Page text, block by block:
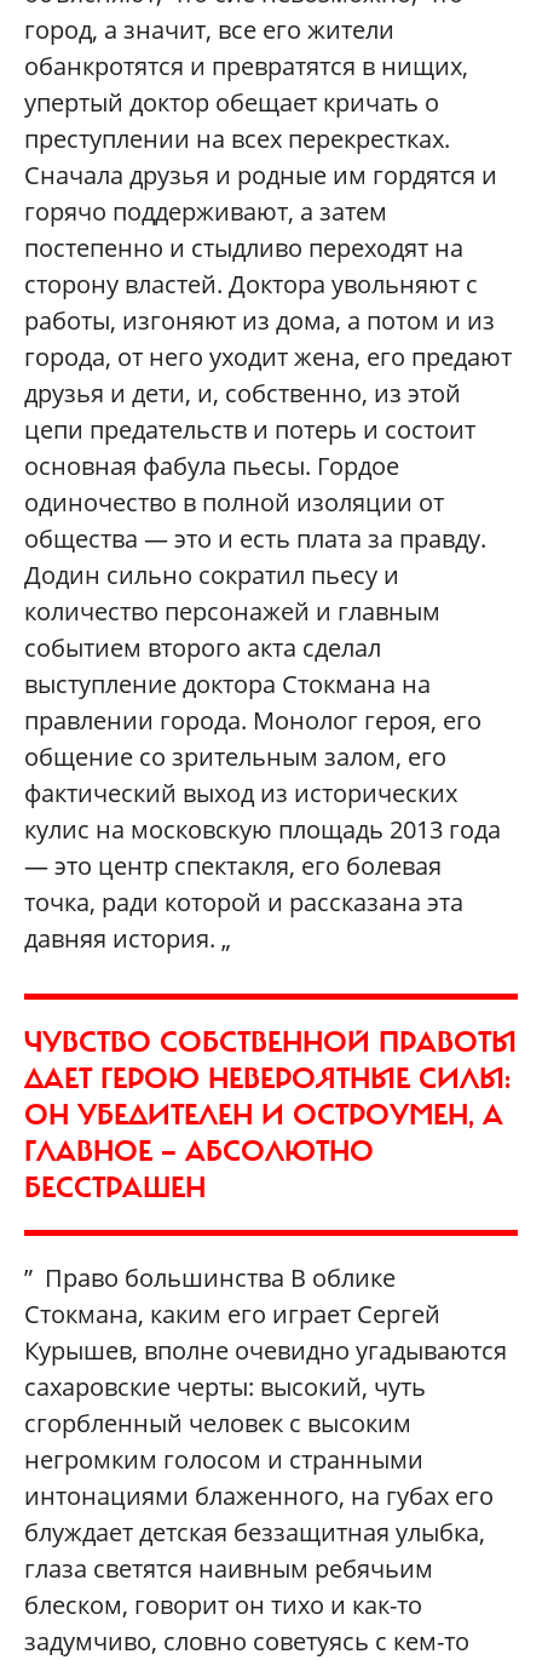
город, а значит, все его жители
обанкротятся и превратятся в нищих,
упертый доктор обещает кричать о
преступлении на всех перекрестках.
Сначала друзья и родные им гордятся и
горячо поддерживают, а затем
постепенно и стыдливо переходят на
сторону властей. Доктора увольняют с
работы, изгоняют из дома, а потом и из
города, от него уходит жена, его предают
друзья и дети, и, собственно, из этой
цепи предательств и потерь и состоит
основная фабула пьесы. Гордое
одиночество в полной изоляции от
общества — это и есть плата за правду.
Додин сильно сократил пьесу и
количество персонажей и главным
событием второго акта сделал
выступление доктора Стокмана на
правлении города. Монолог героя, его
общение со зрительным залом, его
фактический выход из исторических
кулис на московскую площадь 2013 года
— это центр спектакля, его болевая
точка, ради которой и рассказана эта
давняя история. „
ЧУВСТВО СОБСТВЕННОЙ ПРАВОТЫ
ДАЕТ ГЕРОЮ НЕВЕРОЯТНЫЕ СИЛЫ:
ОН УБЕДИТЕЛЕН И ОСТРОУМЕН, А
ГЛАВНОЕ — АБСОЛЮТНО
БЕССТРАШЕН
” Право большинства В облике
Стокмана, каким его играет Сергей
Курышев, вполне очевидно угадываются
сахаровские черты: высокий, чуть
сгорбленный человек с высоким
негромким голосом и странными
интонациями блаженного, на губах его
блуждает детская беззащитная улыбка,
глаза светятся наивным ребячьим
блеском, говорит он тихо и как-то
задумчиво, словно советуясь с кем-то